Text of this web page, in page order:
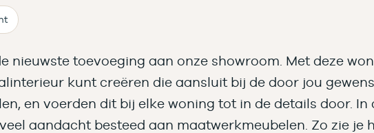
nieuwste toevoeging aan onze showroom. Met deze
kunt creëren die aansluit bij de door jou
en voerden dit bij elke woning tot in de details door.
aandacht besteed aan maatwerkmeubelen. Zo zie